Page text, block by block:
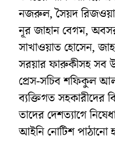
নজরুল, সৈয়দ
নূর জাহান বেগম,
সাখাওয়াত হোসেন,
সরয়ার ফারুকীসহ সব
প্রেস-সচিব শফিকুল
ব্যক্তিগত সহকারীদের
তাদের দেশত্যাগে
আইনি নোটিশ পাঠানো